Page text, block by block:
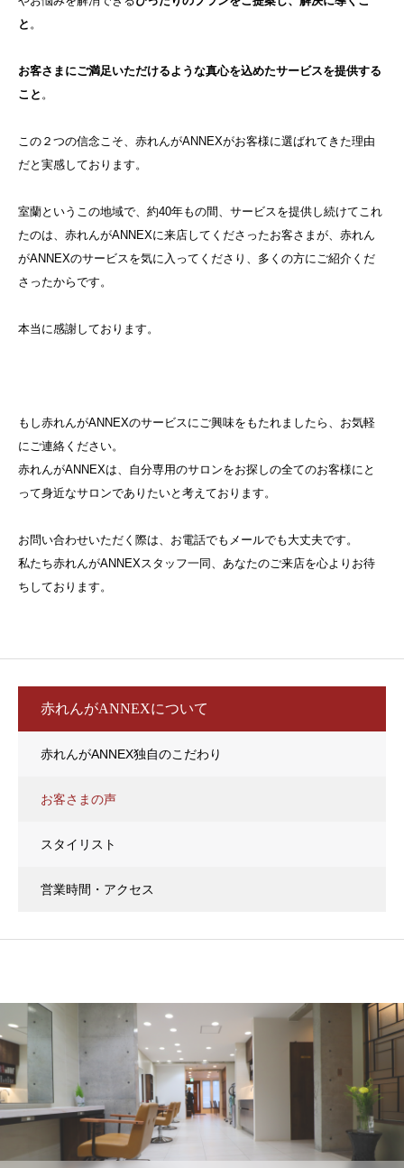
と 。
お客さまにご満足いただけるような真心を込めたサービスを提供する
こと 。
この２つの信念こそ、赤れんがANNEXがお客様に選ばれてきた理由
だと実感しております。
室蘭というこの地域で、約40年もの間、サービスを提供し続けてこれ
たのは、赤れんがANNEXに来店してくださったお客さまが、赤れん
がANNEXのサービスを気に入ってくださり、多くの方にご紹介くだ
さったからです。
本当に感謝しております。
もし赤れんがANNEXのサービスにご興味をもたれましたら、お気軽
にご連絡ください。
赤れんがANNEXは、自分専用のサロンをお探しの全てのお客様にと
って身近なサロンでありたいと考えております。
お問い合わせいただく際は、お電話でもメールでも大丈夫です。
私たち赤れんがANNEXスタッフ一同、あなたのご来店を心よりお待
ちしております。
赤れんがANNEXについて
赤れんがANNEX独自のこだわり
お客さまの声
スタイリスト
営業時間・アクセス